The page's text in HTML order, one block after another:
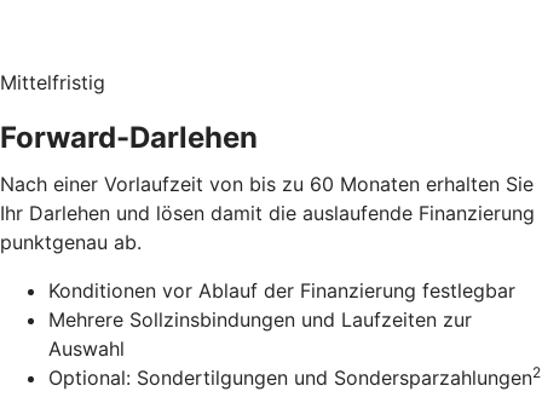
Mittelfristig
Forward-Darlehen
Nach einer Vorlaufzeit von bis zu 60 Monaten erhalten Sie
Ihr Darlehen und lösen damit die auslaufende Finanzierung
punktgenau ab.
Konditionen vor Ablauf der Finanzierung festlegbar
Mehrere Sollzinsbindungen und Laufzeiten zur
Auswahl
Optional: Sondertilgungen und Sondersparzahlungen2